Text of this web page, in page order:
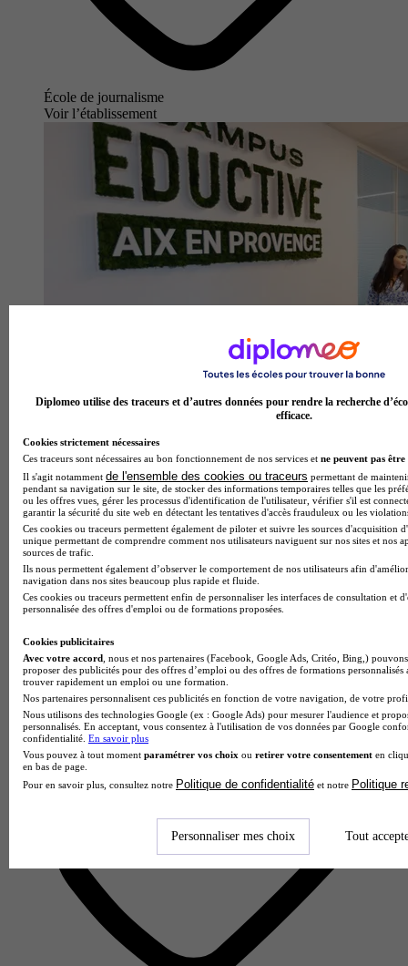
École de journalisme
Voir l’établissement
PPA SPORT - AIX
Aucun avis
Diplomeo utilise des traceurs et d’autres données pour rendre la recherche
efficace.
Cookies strictement nécessaires
Ces traceurs sont nécessaires au bon fonctionnement de nos services et ne peuvent pas être
Il s'agit notamment de l'ensemble des cookies ou traceurs permettant de
pendant sa navigation sur le site, de stocker des informations temporaires telles que les
ou les offres vues, gérer les processus d'identification de l'utilisateur, vérifier s'il est
garantir la sécurité du site web en détectant les tentatives d'accès frauduleux ou les
Ces cookies ou traceurs permettent également de piloter et suivre les sources d'acquisition
unique permettant de comprendre comment nos utilisateurs naviguent sur nos sites et nos
sources de trafic.
Ils nous permettent également d’observer le comportement de nos utilisateurs afin
navigation dans nos sites beaucoup plus rapide et fluide.
Ces cookies ou traceurs permettent enfin de personnaliser les interfaces de consultation et
personnalisée des offres d'emploi ou de formations proposées.
Cookies publicitaires
Avec votre accord , nous et nos partenaires (Facebook, Google Ads, Critéo, Bing,)
proposer des publicités pour des offres d’emploi ou des offres de formations
trouver rapidement un emploi ou une formation.
Nos partenaires personnalisent ces publicités en fonction de votre navigation, de votre
Nous utilisons des technologies Google (ex : Google Ads) pour mesurer l'audience et
personnalisés. En acceptant, vous consentez à l'utilisation de vos données par Google
confidentialité. En savoir plus
Vous pouvez à tout moment paramétrer vos choix ou retirer votre consentement en
en bas de page.
Pour en savoir plus, consultez notre Politique de confidentialité et notre Politique
Personnaliser mes choix Tout